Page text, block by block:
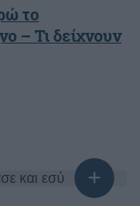
το
– Τι δείχνουν
και εσύ